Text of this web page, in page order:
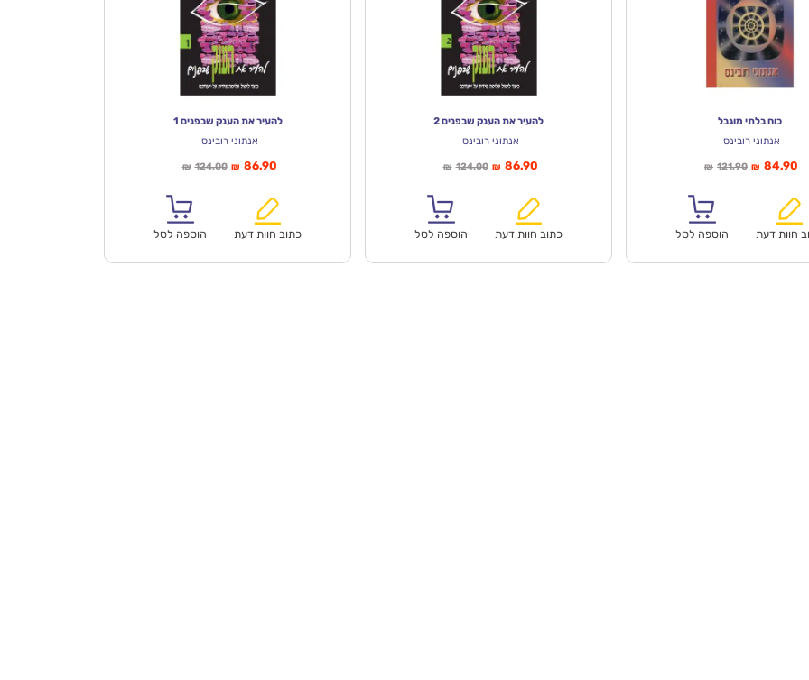
כוח בלתי מוגבל
אנתוני רובינס
₪ 121.90המחיר
₪121.90.
₪ 84.90
חוות דעת
הוספה לסל
להעיר את הענק שבפנים 2
אנתוני רובינס
₪ 124.00המחיר
₪ 86.90המחיר
הוא:
כתוב חוות דעת
הוספה לסל
להעיר את הענק שבפנים 1
אנתוני רובינס
₪ 124.00המחיר
₪ 86.90המחיר
הוא:
כתוב חוות דעת
הוספה לסל